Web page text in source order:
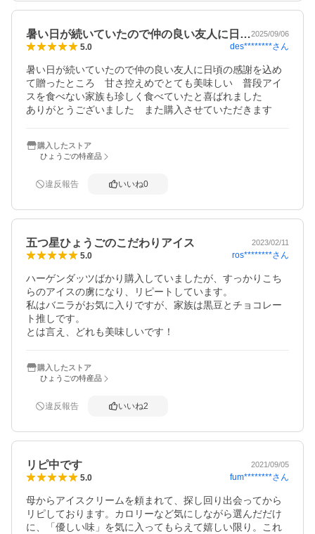
暑い日が続いていたので仲の良い友人に日…2025/09/06
5.0 des********さん
暑い日が続いていたので仲の良い友人に日頃の感謝を込め
て贈ったところ　甘さ控えめでとても美味しい　普段アイ
スを食べない家族も珍しく食べていたと喜ばれました
ありがとうございました　また購入させていただきます
購入したストア
ひょうごの特産品
違反報告 いいね0
五つ星ひょうごのこだわりアイス 2023/02/11
5.0 ros********さん
ハーゲンダッツばかり購入していましたが、すっかりこち
らのアイスの虜になり、リピートしています。
私はバニラがお気に入りですが、家族は黒豆とチョコレー
ト推しです。
とは言え、どれも美味しいです！
購入したストア
ひょうごの特産品
違反報告 いいね2
リピ中です 2021/09/05
5.0 fum********さん
母からアイスクリームを頼まれて、探し回り出会ってから
リピしております。カロリーなど気にしながら選んだだけ
に、「優しい味」を気に入ってもらえて嬉しい限り。これ